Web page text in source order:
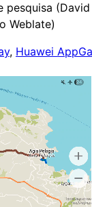
pesquisa
Weblate)
, Huawei